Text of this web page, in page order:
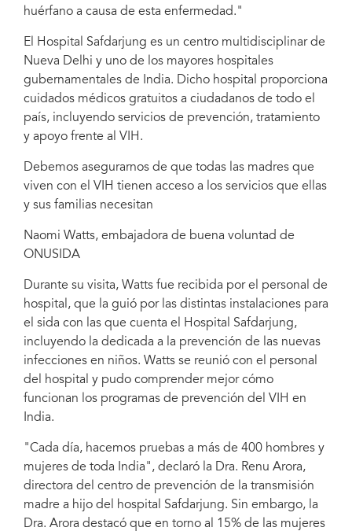
huérfano a causa de esta enfermedad."
El Hospital Safdarjung es un centro multidisciplinar de
Nueva Delhi y uno de los mayores hospitales
gubernamentales de India. Dicho hospital proporciona
cuidados médicos gratuitos a ciudadanos de todo el
país, incluyendo servicios de prevención, tratamiento
y apoyo frente al VIH.
Debemos asegurarnos de que todas las madres que
viven con el VIH tienen acceso a los servicios que ellas
y sus familias necesitan
Naomi Watts, embajadora de buena voluntad de
ONUSIDA
Durante su visita, Watts fue recibida por el personal de
hospital, que la guió por las distintas instalaciones para
el sida con las que cuenta el Hospital Safdarjung,
incluyendo la dedicada a la prevención de las nuevas
infecciones en niños. Watts se reunió con el personal
del hospital y pudo comprender mejor cómo
funcionan los programas de prevención del VIH en
India.
"Cada día, hacemos pruebas a más de 400 hombres y
mujeres de toda India", declaró la Dra. Renu Arora,
directora del centro de prevención de la transmisión
madre a hijo del hospital Safdarjung. Sin embargo, la
Dra. Arora destacó que en torno al 15% de las mujeres